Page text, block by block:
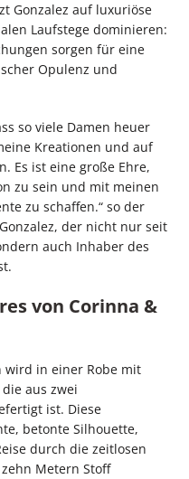
Gonzalez auf luxuriöse
Laufstege dominieren:
sorgen für eine
Opulenz und
so viele Damen heuer
Kreationen und auf
Es ist eine große Ehre,
zu sein und mit meinen
zu schaffen.“ so der
der nicht nur seit
auch Inhaber des
von Corinna &
wird in einer Robe mit
aus zwei
ist. Diese
betonte Silhouette,
durch die zeitlosen
Metern Stoff